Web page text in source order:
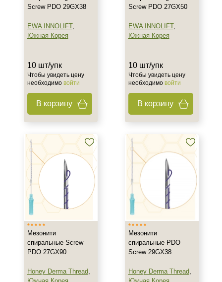
Назначение против
Птоз
Морщины
Отёки
Показать еще
Лифтинг
Стимуляция коллагена
Тонус
Объём
4 шт
4 шт/упк
Показать еще
Screw PDO 29GX38
EWA INNOLIFT,
Южная Корея
10 шт/упк
Чтобы увидеть цену
необходимо войти
В корзину
Screw PDO 27GX50
EWA INNOLIFT,
Южная Корея
10 шт/упк
Чтобы увидеть цену
необходимо войти
В корзину
Мезонити
спиральные Screw
PDO 27GX90
Honey Derma Thread,
Мезонити
спиральные PDO
Screw 29GX38
Honey Derma Thread,